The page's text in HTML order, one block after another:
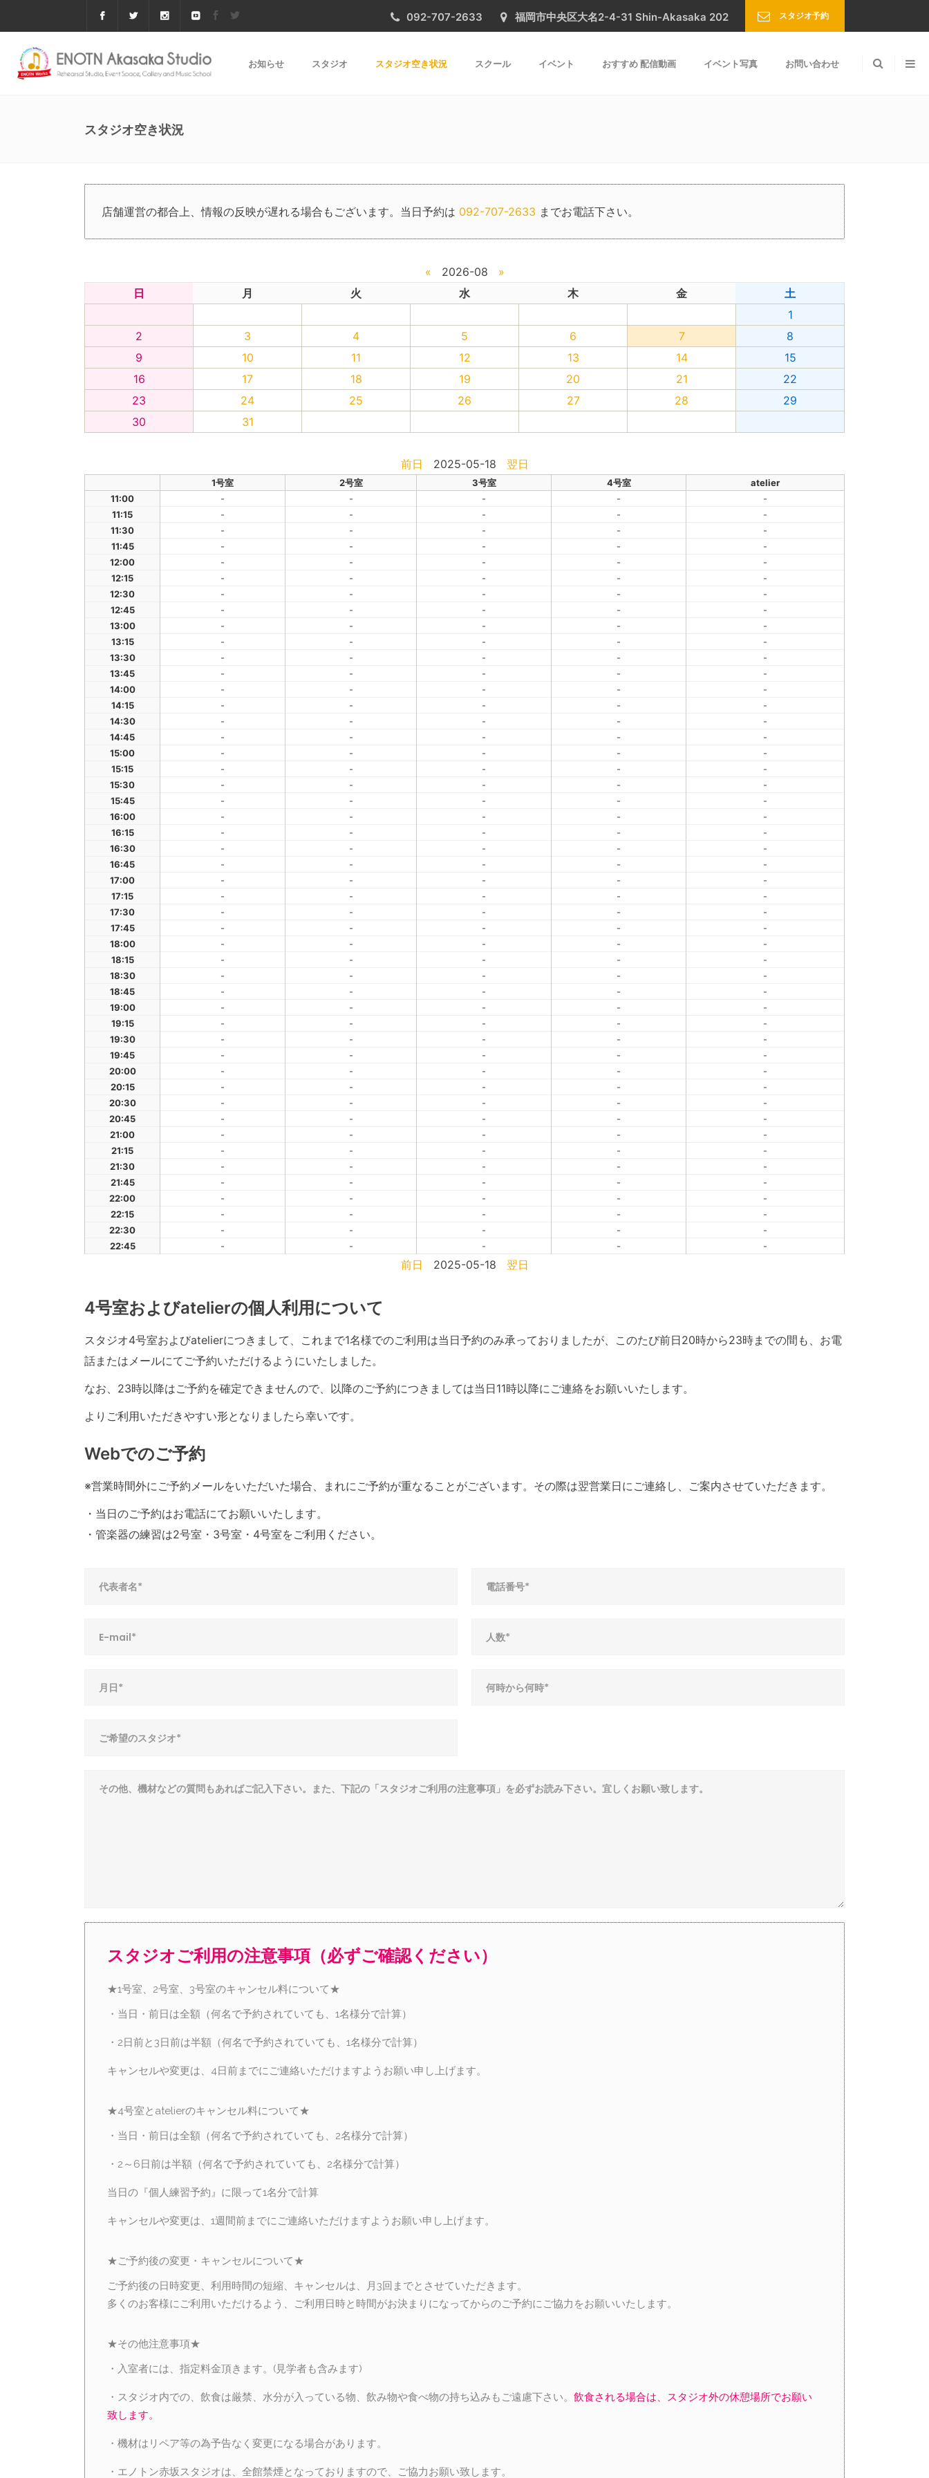
092-707-2633 福岡市中央区大名2-4-31 Shin-Akasaka 202 スタジオ予約
お知らせ スタジオ スタジオ空き状況 スクール イベント おすすめ 配信動画 イベント写真 お問い合わせ
スタジオ空き状況
店舗運営の都合上、情報の反映が遅れる場合もございます。当日予約は 092-707-2633 までお電話下さい。
« 2026-08
»
日
月 火 水 木 金
土
1
2
3 4 5 6 7
8
9
10 11 12 13 14
15
16
17 18 19 20 21
22
23
24 25 26 27 28
29
30
31
前日 2025-05-18 翌日
1号室 2号室 3号室 4号室
atelier
11:00
- - - -
-
11:15
- - - -
-
11:30
- - - -
-
11:45
- - - -
-
12:00
- - - -
-
12:15
- - - -
-
12:30
- - - -
-
12:45
- - - -
-
13:00
- - - -
-
13:15
- - - -
-
13:30
- - - -
-
13:45
- - - -
-
14:00
- - - -
-
14:15
- - - -
-
14:30
- - - -
-
14:45
- - - -
-
15:00
- - - -
-
15:15
- - - -
-
15:30
- - - -
-
15:45
- - - -
-
16:00
- - - -
-
16:15
- - - -
-
16:30
- - - -
-
16:45
- - - -
-
17:00
- - - -
-
17:15
- - - -
-
17:30
- - - -
-
17:45
- - - -
-
18:00
- - - -
-
18:15
- - - -
-
18:30
- - - -
-
18:45
- - - -
-
19:00
- - - -
-
19:15
- - - -
-
19:30
- - - -
-
19:45
- - - -
-
20:00
- - - -
-
20:15
- - - -
-
20:30
- - - -
-
20:45
- - - -
-
21:00
- - - -
-
21:15
- - - -
-
21:30
- - - -
-
21:45
- - - -
-
22:00
- - - -
-
22:15
- - - -
-
22:30
- - - -
-
22:45
- - - - -
前日 2025-05-18 翌日
4号室およびatelierの個人利用について
スタジオ4号室およびatelierにつきまして、これまで1名様でのご利用は当日予約のみ承っておりましたが、このたび前日20時から23時までの間も、お電
話またはメールにてご予約いただけるようにいたしました。
なお、23時以降はご予約を確定できませんので、以降のご予約につきましては当日11時以降にご連絡をお願いいたします。
よりご利用いただきやすい形となりましたら幸いです。
Webでのご予約
※営業時間外にご予約メールをいただいた場合、まれにご予約が重なることがございます。その際は翌営業日にご連絡し、ご案内させていただきます。
・当日のご予約はお電話にてお願いいたします。
・管楽器の練習は2号室・3号室・4号室をご利用ください。
スタジオご利用の注意事項（必ずご確認ください）
★1号室、2号室、3号室のキャンセル料について★
・当日・前日は全額（何名で予約されていても、1名様分で計算）
・2日前と3日前は半額（何名で予約されていても、1名様分で計算）
キャンセルや変更は、4日前までにご連絡いただけますようお願い申し上げます。
★4号室とatelierのキャンセル料について★
・当日・前日は全額（何名で予約されていても、2名様分で計算）
・2～6日前は半額（何名で予約されていても、2名様分で計算）
当日の『個人練習予約』に限って1名分で計算
キャンセルや変更は、1週間前までにご連絡いただけますようお願い申し上げます。
★ご予約後の変更・キャンセルについて★
ご予約後の日時変更、利用時間の短縮、キャンセルは、月3回までとさせていただきます。
多くのお客様にご利用いただけるよう、ご利用日時と時間がお決まりになってからのご予約にご協力をお願いいたします。
★その他注意事項★
・入室者には、指定料金頂きます。(見学者も含みます)
・スタジオ内での、飲食は厳禁、水分が入っている物、飲み物や食べ物の持ち込みもご遠慮下さい。 飲食される場合は、スタジオ外の休憩場所でお願い
致します。
・機材はリペア等の為予告なく変更になる場合があります。
・エノトン赤坂スタジオは、全館禁煙となっておりますので、ご協力お願い致します。